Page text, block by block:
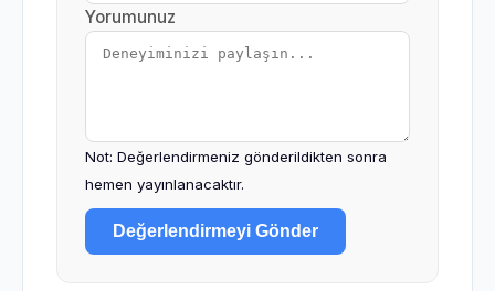
Yorumunuz
Not: Değerlendirmeniz gönderildikten sonra
hemen yayınlanacaktır.
Değerlendirmeyi Gönder